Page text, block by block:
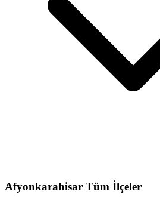
Afyonkarahisar Tüm İlçeler